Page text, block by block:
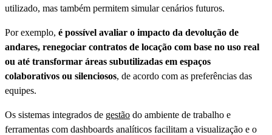
utilizado, mas também permitem simular cenários futuros.
Por exemplo, é possível avaliar o impacto da devolução de
andares, renegociar contratos de locação com base no uso real
ou até transformar áreas subutilizadas em espaços
colaborativos ou silenciosos, de acordo com as preferências das
equipes.
Os sistemas integrados de gestão do ambiente de trabalho e
ferramentas com dashboards analíticos facilitam a visualização e o